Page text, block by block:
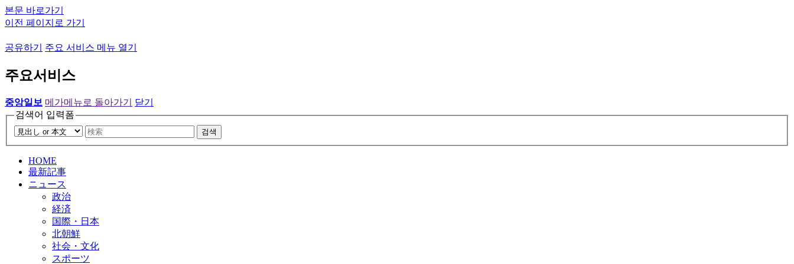
본문 바로가기
이전 페이지로 가기
공유하기 주요 서비스 메뉴 열기
주요서비스
중앙일보 메가메뉴로 돌아가기
닫기
검색어 입력폼
검색
HOME
最新記事
ニュース
政治
経済
国際・日本
北朝鮮
社会・文化
スポーツ